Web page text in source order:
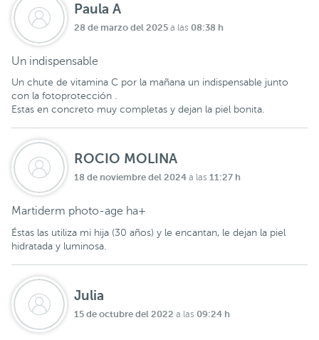
Paula A
28 de marzo del 2025 a las 08:38 h
Un indispensable
Un chute de vitamina C por la mañana un indispensable junto
con la fotoprotección .
Estas en concreto muy completas y dejan la piel bonita.
ROCIO MOLINA
18 de noviembre del 2024 a las 11:27 h
Martiderm photo-age ha+
Éstas las utiliza mi hija (30 años) y le encantan, le dejan la piel
hidratada y luminosa.
Julia
15 de octubre del 2022 a las 09:24 h